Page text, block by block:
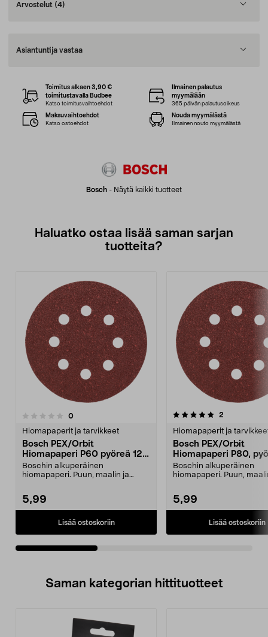
Arvostelut (4)
Asiantuntija vastaa
Bosch - Näytä kaikki tuotteet
Toimitus alkaen 3,90 €
toimitustavalla Budbee
Katso toimitusvaihtoehdot
Ilmainen palautus
myymälään
365 päivän palautusoikeus
Maksuvaihtoehdot
Katso ostoehdot
Nouda myymälästä
Ilmainen nouto myymälästä
Haluatko ostaa lisää saman sarjan
tuotteita?
0arvostelut
Hiomapaperit ja tarvikkeet
Bosch PEX/Orbit
Hiomapaperi P60 pyöreä 125
mm, 5 kpl
Boschin alkuperäinen
hiomapaperi. Puun, maalin ja
5,99
Lisää ostoskoriin
5.0viidestä
2
Hiomapaperit ja
Bosch PEX/Orbit
Hiomapaperi P80,
mm, 5 kpl
Boschin alkuperäinen
hiomapaperi. Puun,
5,99
Lisää ostoskoriin
5.0viidestä
Saman kategorian hittituotteet